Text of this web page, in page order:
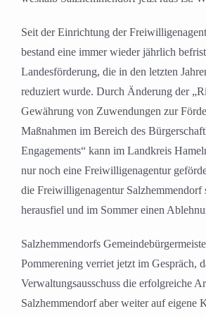
Seit der Einrichtung der
bestand eine immer wieder jährlich
Landesförderung, die in den letzten
reduziert wurde. Durch Änderung der
Gewährung von Zuwendungen zur
Maßnahmen im Bereich des
Engagements“ kann im Landkreis
nur noch eine Freiwilligenagentur
die Freiwilligenagentur Salzhemmendorf
herausfiel und im Sommer einen
Salzhemmendorfs
Pommerening verriet jetzt im Gespräch,
Verwaltungsausschuss die erfolgreiche
Salzhemmendorf aber weiter auf eigene